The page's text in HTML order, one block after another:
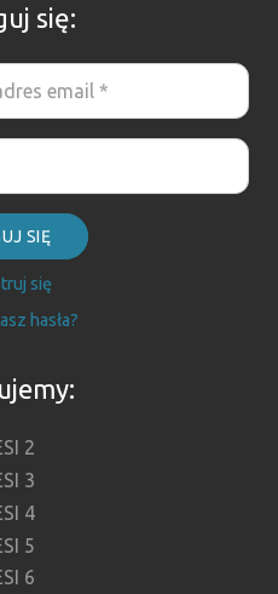
się:
SIĘ
się
hasła?
2
3
4
5
6